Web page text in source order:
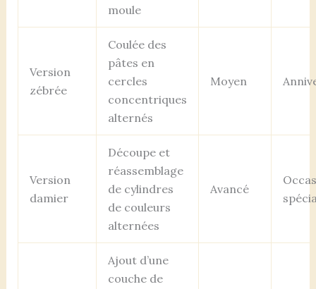
moule
Version
zébrée
Coulée des
pâtes en
cercles
concentriques
alternés
Moyen
Version
damier
Découpe et
réassemblage
de cylindres
de couleurs
alternées
Avancé
Ajout d’une
couche de